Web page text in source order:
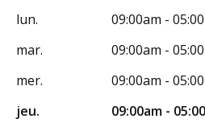
Empreintes dentaires numériques
Traitement de la fracture de la racine
Implants dentaires
Extractions de dents et de dents de
lun.
09:00am -
mar.
09:00am -
mer.
09:00am -
jeu.
09:00am -